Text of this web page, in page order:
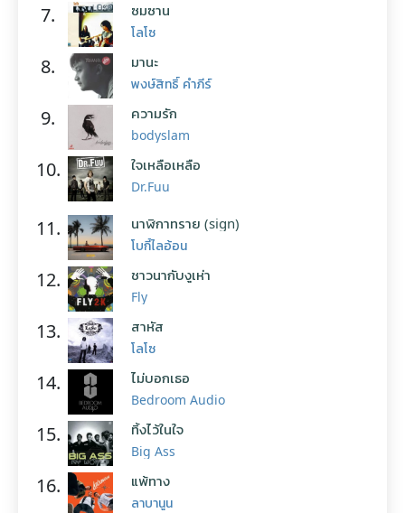
7. ซมซาน
โลโซ
8. มานะ
พงษ์สิทธิ์ คำภีร์
9. ความรัก
bodyslam
10. ใจเหลือเหลือ
Dr.Fuu
11. นาฬิกาทราย (sign)
โบกี้ไลอ้อน
12. ชาวนากับงูเห่า
Fly
13. สาหัส
โลโซ
14. ไม่บอกเธอ
Bedroom Audio
15. ทิ้งไว้ในใจ
Big Ass
16. แพ้ทาง
ลาบานูน